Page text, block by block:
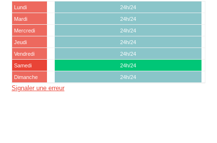
Lundi
24h/24
Mardi
24h/24
Mercredi
24h/24
Jeudi
24h/24
Vendredi
24h/24
Samedi
24h/24
Dimanche
24h/24
Signaler une erreur